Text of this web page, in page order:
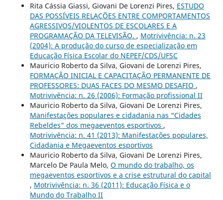
Rita Cássia Giassi, Giovani De Lorenzi Pires, ESTUDO
DAS POSSÍVEIS RELAÇÕES ENTRE COMPORTAMENTOS
AGRESSIVOS/VIOLENTOS DE ESCOLARES E A
PROGRAMAÇÃO DA TELEVISÃO. , Motrivivência: n. 23
(2004): A produção do curso de especialização em
Educação Física Escolar do NEPEF/CDS/UFSC
Mauricio Roberto da Silva, Giovani de Lorenzi Pires,
FORMAÇÃO INICIAL E CAPACITAÇÃO PERMANENTE DE
PROFESSORES: DUAS FACES DO MESMO DESAFIO ,
Motrivivência: n. 26 (2006): Formação profissional II
Mauricio Roberto da Silva, Giovani De Lorenzi Pires,
Manifestações populares e cidadania nas “Cidades
Rebeldes” dos megaeventos esportivos ,
Motrivivência: n. 41 (2013): Manifestações populares,
Cidadania e Megaeventos esportivos
Mauricio Roberto da Silva, Giovani De Lorenzi Pires,
Marcelo De Paula Melo, O mundo do trabalho, os
megaeventos esportivos e a crise estrutural do capital
, Motrivivência: n. 36 (2011): Educação Física e o
Mundo do Trabalho II